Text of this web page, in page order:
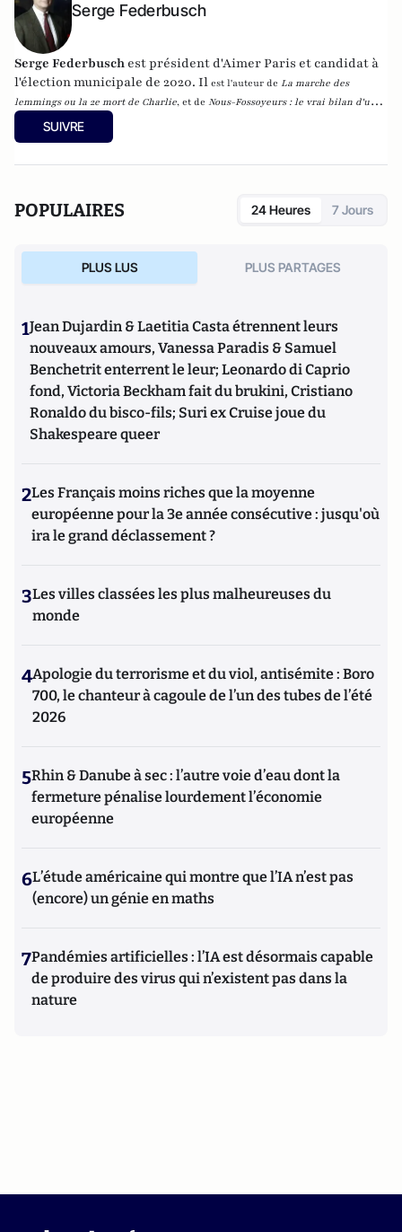
Serge Federbusch
Serge Federbusch est président d'Aimer Paris et candidat à
l'élection municipale de 2020. Il est l'auteur de La marche des
lemmings ou la 2e mort de Charlie, et de Nous-Fossoyeurs : le vrai bilan d'un
fatal quinquennat
SUIVRE
POPULAIRES 24 Heures 7 Jours
PLUS LUS PLUS PARTAGES
1Jean Dujardin & Laetitia Casta étrennent leurs
nouveaux amours, Vanessa Paradis & Samuel
Benchetrit enterrent le leur; Leonardo di Caprio
fond, Victoria Beckham fait du brukini, Cristiano
Ronaldo du bisco-fils; Suri ex Cruise joue du
Shakespeare queer
2Les Français moins riches que la moyenne
européenne pour la 3e année consécutive : jusqu'où
ira le grand déclassement ?
3Les villes classées les plus malheureuses du
monde
4Apologie du terrorisme et du viol, antisémite : Boro
700, le chanteur à cagoule de l’un des tubes de l’été
2026
5Rhin & Danube à sec : l’autre voie d’eau dont la
fermeture pénalise lourdement l’économie
européenne
6L’étude américaine qui montre que l’IA n’est pas
(encore) un génie en maths
7Pandémies artificielles : l’IA est désormais capable
de produire des virus qui n’existent pas dans la
nature